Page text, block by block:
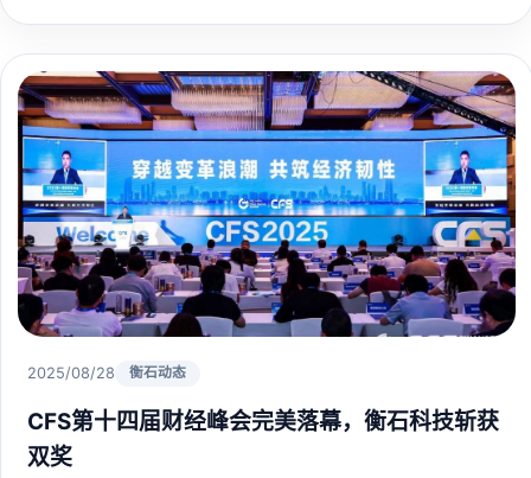
2025/08/28 衡石动态
CFS第十四届财经峰会完美落幕，衡石科技斩获
双奖